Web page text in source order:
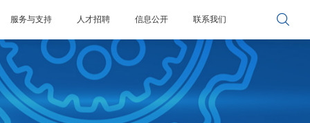

服务与支持 人才招聘 信息公开 联系我们